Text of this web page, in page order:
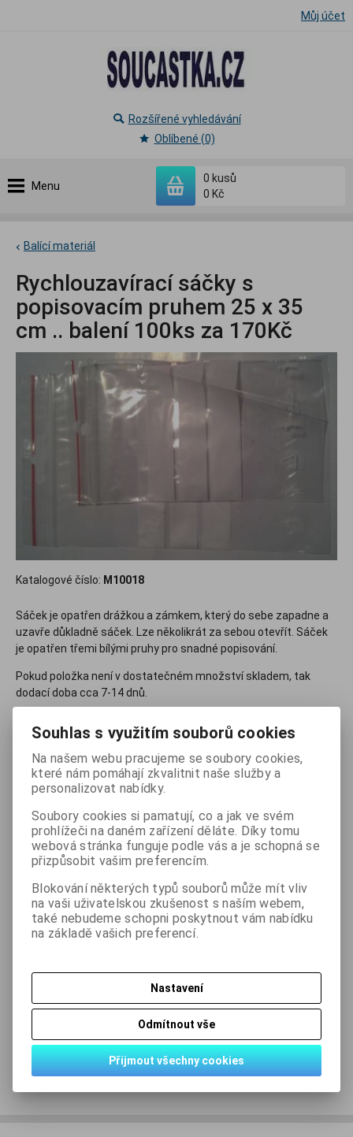
Můj účet
Menu
0 kusů
0 Kč
Rozšířené vyhledávání
Oblíbené (0)
Balící materiál
Rychlouzavírací sáčky s
popisovacím pruhem 25 x 35
cm .. balení 100ks za 170Kč
Katalogové číslo: M10018
Sáček je opatřen drážkou a zámkem, který do sebe zapadne a
uzavře důkladně sáček. Lze několikrát za sebou otevřít. Sáček
je opatřen třemi bílými pruhy pro snadné popisování.
Pokud položka není v dostatečném množství skladem, tak
dodací doba cca 7-14 dnů.
170 Kč (bez DPH:140 Kč)

balení Koupit
Přidat do oblíbených Tisk
Skladem:2 balení
Doporučit výrobek
Souhlas s využitím souborů cookies
Na našem webu pracujeme se soubory cookies,
které nám pomáhají zkvalitnit naše služby a
personalizovat nabídky.
Soubory cookies si pamatují, co a jak ve svém
prohlížeči na daném zařízení děláte. Díky tomu
webová stránka funguje podle vás a je schopná se
přizpůsobit vašim preferencím.
Blokování některých typů souborů může mít vliv
na vaši uživatelskou zkušenost s naším webem,
také nebudeme schopni poskytnout vám nabídku
na základě vašich preferencí.
Nastavení
Odmítnout vše
Přijmout všechny cookies